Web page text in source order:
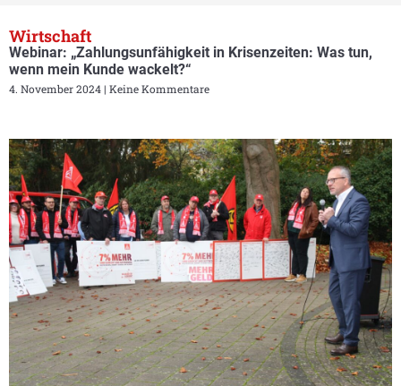
Wirtschaft
Webinar: „Zahlungsunfähigkeit in Krisenzeiten: Was tun,
wenn mein Kunde wackelt?“
4. November 2024 Keine Kommentare